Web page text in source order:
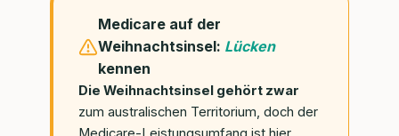
Medicare auf der
Weihnachtsinsel: Lücken
kennen
Die Weihnachtsinsel gehört zwar
zum australischen Territorium, doch der